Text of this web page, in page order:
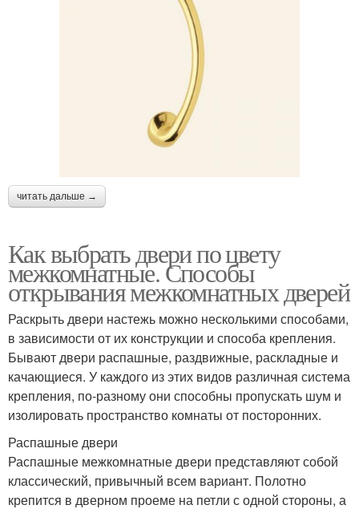
читать дальше →
Как выбрать двери по цвету
межкомнатные. Способы
открывания межкомнатных дверей
Раскрыть двери настежь можно несколькими способами,
в зависимости от их конструкции и способа крепления.
Бывают двери распашные, раздвижные, раскладные и
качающиеся. У каждого из этих видов различная система
крепления, по-разному они способны пропускать шум и
изолировать пространство комнаты от посторонних.
Распашные двери
Распашные межкомнатные двери представляют собой
классический, привычный всем вариант. Полотно
крепится в дверном проеме на петли с одной стороны, а